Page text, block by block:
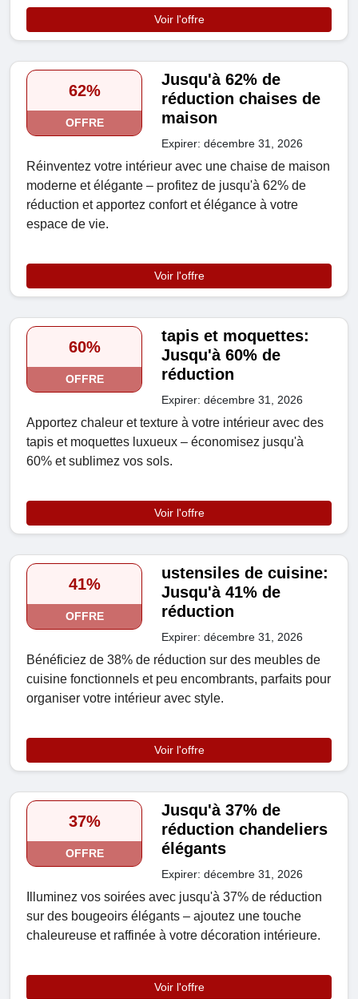
Voir l'offre
62%
OFFRE
Jusqu'à 62% de
réduction chaises de
maison
Expirer: décembre 31, 2026
Réinventez votre intérieur avec une chaise de maison
moderne et élégante – profitez de jusqu'à 62% de
réduction et apportez confort et élégance à votre
espace de vie.
Voir l'offre
60%
OFFRE
tapis et moquettes:
Jusqu'à 60% de
réduction
Expirer: décembre 31, 2026
Apportez chaleur et texture à votre intérieur avec des
tapis et moquettes luxueux – économisez jusqu'à
60% et sublimez vos sols.
Voir l'offre
41%
OFFRE
ustensiles de cuisine:
Jusqu'à 41% de
réduction
Expirer: décembre 31, 2026
Bénéficiez de 38% de réduction sur des meubles de
cuisine fonctionnels et peu encombrants, parfaits pour
organiser votre intérieur avec style.
Voir l'offre
37%
OFFRE
Jusqu'à 37% de
réduction chandeliers
élégants
Expirer: décembre 31, 2026
Illuminez vos soirées avec jusqu'à 37% de réduction
sur des bougeoirs élégants – ajoutez une touche
chaleureuse et raffinée à votre décoration intérieure.
Voir l'offre